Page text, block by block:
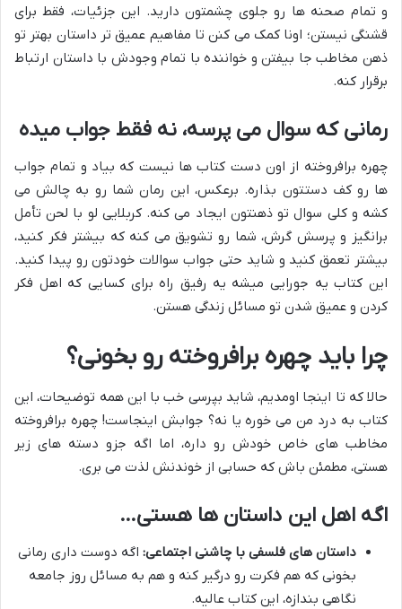
و تمام صحنه ها رو جلوی چشمتون دارید. این جزئیات، فقط برای
قشنگی نیستن؛ اونا کمک می کنن تا مفاهیم عمیق تر داستان بهتر تو
ذهن مخاطب جا بیفتن و خواننده با تمام وجودش با داستان ارتباط
برقرار کنه.
رمانی که سوال می پرسه، نه فقط جواب میده
چهره برافروخته از اون دست کتاب ها نیست که بیاد و تمام جواب
ها رو کف دستتون بذاره. برعکس، این رمان شما رو به چالش می
کشه و کلی سوال تو ذهنتون ایجاد می کنه. کربلایی لو با لحن تأمل
برانگیز و پرسش گرش، شما رو تشویق می کنه که بیشتر فکر کنید،
بیشتر تعمق کنید و شاید حتی جواب سوالات خودتون رو پیدا کنید.
این کتاب یه جورایی میشه یه رفیق راه برای کسایی که اهل فکر
کردن و عمیق شدن تو مسائل زندگی هستن.
چرا باید چهره برافروخته رو بخونی؟
حالا که تا اینجا اومدیم، شاید بپرسی خب با این همه توضیحات، این
کتاب به درد من می خوره یا نه؟ جوابش اینجاست! چهره برافروخته
مخاطب های خاص خودش رو داره، اما اگه جزو دسته های زیر
هستی، مطمئن باش که حسابی از خوندنش لذت می بری.
اگه اهل این داستان ها هستی…
داستان های فلسفی با چاشنی اجتماعی: اگه دوست داری رمانی
بخونی که هم فکرت رو درگیر کنه و هم به مسائل روز جامعه
نگاهی بندازه، این کتاب عالیه.